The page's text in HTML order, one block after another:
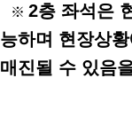
※ 2층 좌석은
능하며 현장상황
매진될 수 있음